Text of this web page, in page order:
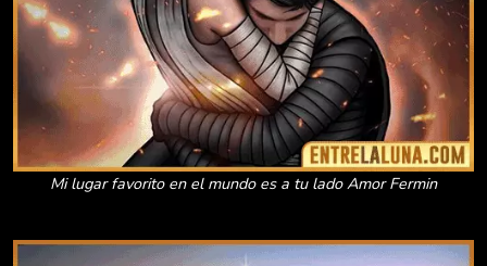
Mi lugar favorito en el mundo es a tu lado Amor Fermin